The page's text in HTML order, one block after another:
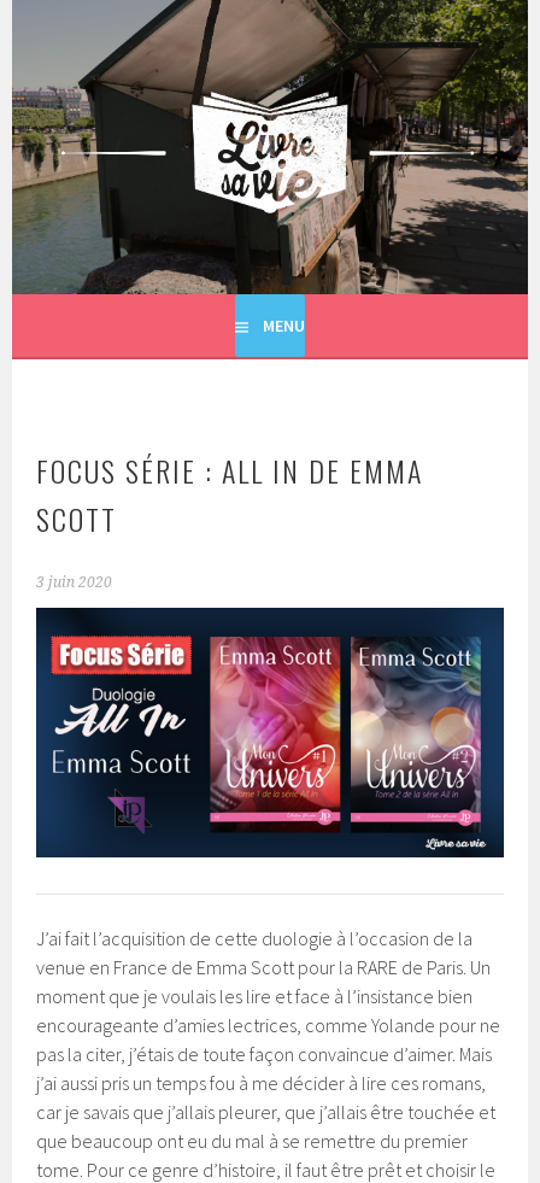
principal
LIVRE SA VIE
MENU
FOCUS SÉRIE : ALL IN DE EMMA
SCOTT
3 juin 2020
J’ai fait l’acquisition de cette duologie à l’occasion de la
venue en France de Emma Scott pour la RARE de Paris. Un
moment que je voulais les lire et face à l’insistance bien
encourageante d’amies lectrices, comme Yolande pour ne
pas la citer, j’étais de toute façon convaincue d’aimer. Mais
j’ai aussi pris un temps fou à me décider à lire ces romans,
car je savais que j’allais pleurer, que j’allais être touchée et
que beaucoup ont eu du mal à se remettre du premier
tome. Pour ce genre d’histoire, il faut être prêt et choisir le